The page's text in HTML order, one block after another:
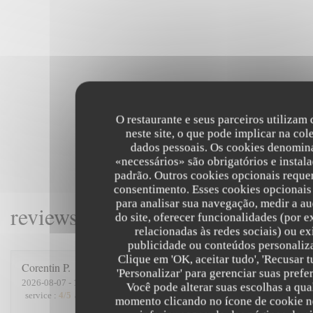
O restaurante e seus parceiros utilizam
neste site, o que pode implicar na
dados pessoais. Os cookies
«necessários» são obrigatórios e
padrão. Outros cookies opcionais
consentimento. Esses cookies
para analisar sua navegação, medir a
do site, oferecer funcionalidades (por
relacionadas às redes sociais) ou
publicidade ou conteúdos
Clique em 'OK, aceitar tudo', 'Recusar
'Personalizar' para gerenciar suas
Você pode alterar suas escolhas a
momento clicando no ícone de cookie
Corentin P
2026-08-07 - 19:15 - guests 5
service : 4/5 menu: /5 quality_price